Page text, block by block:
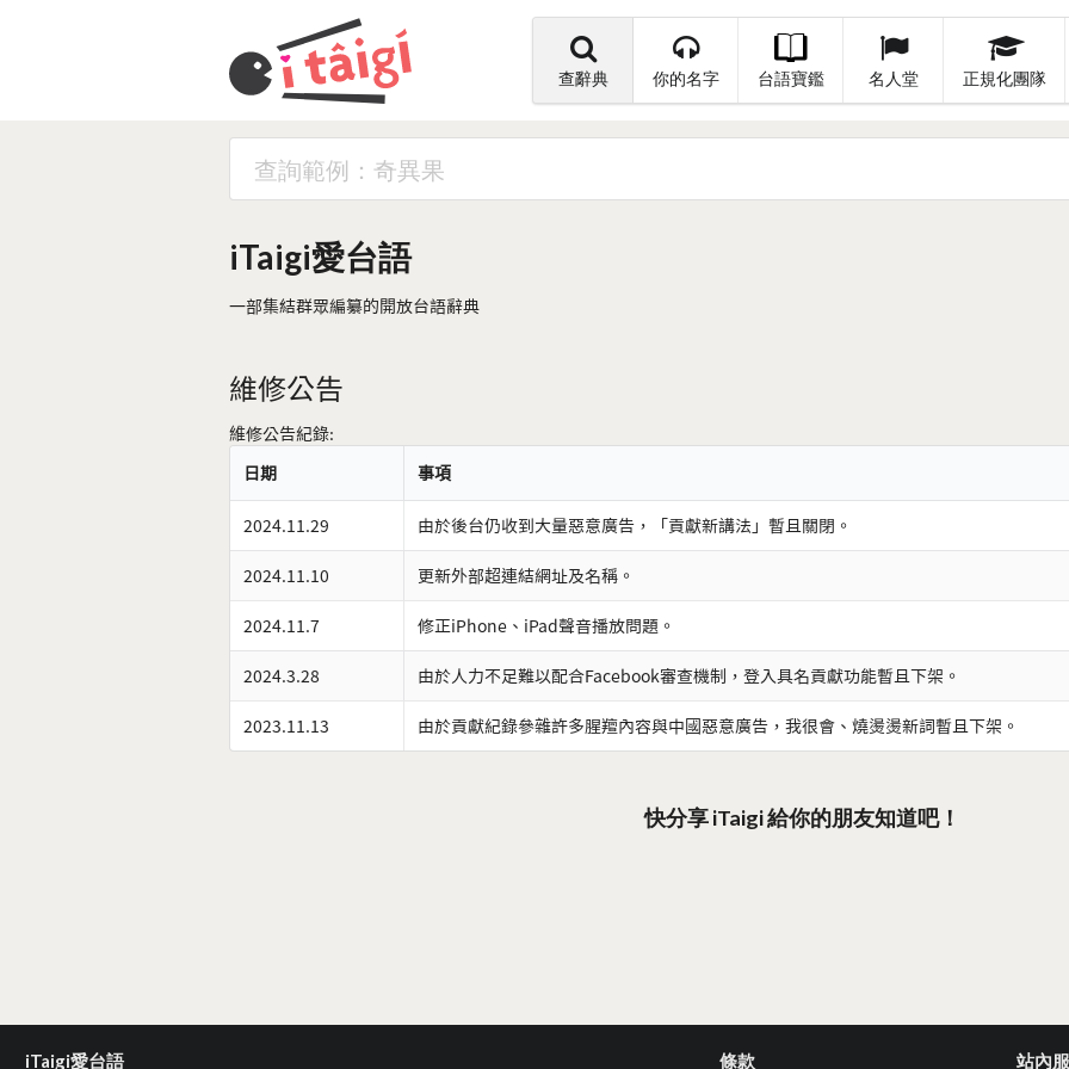
查辭典 你的名字 台語寶鑑 名人堂 正規化團隊
iTaigi愛台語
一部集結群眾編纂的開放台語辭典
維修公告
維修公告紀錄:
日期
事項
2024.11.29 由於後台仍收到大量惡意廣告，「貢獻新講法」暫且關閉。
2024.11.10 更新外部超連結網址及名稱。
2024.11.7 修正iPhone、iPad聲音播放問題。
2024.3.28 由於人力不足難以配合Facebook審查機制，登入具名貢獻功能暫且下架。
2023.11.13 由於貢獻紀錄參雜許多腥羶內容與中國惡意廣告，我很會、燒燙燙新詞暫且下架。
快分享 iTaigi 給你的朋友知道吧！
iTaigi愛台語 條款 站內